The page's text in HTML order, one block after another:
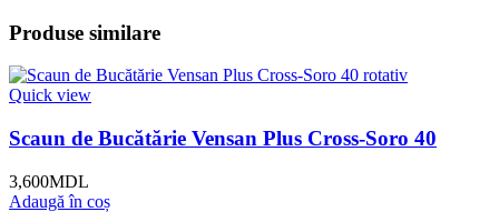
Produse similare
Quick view
Scaun de Bucătărie Vensan Plus Cross-Soro 40
3,600MDL
Adaugă în coș